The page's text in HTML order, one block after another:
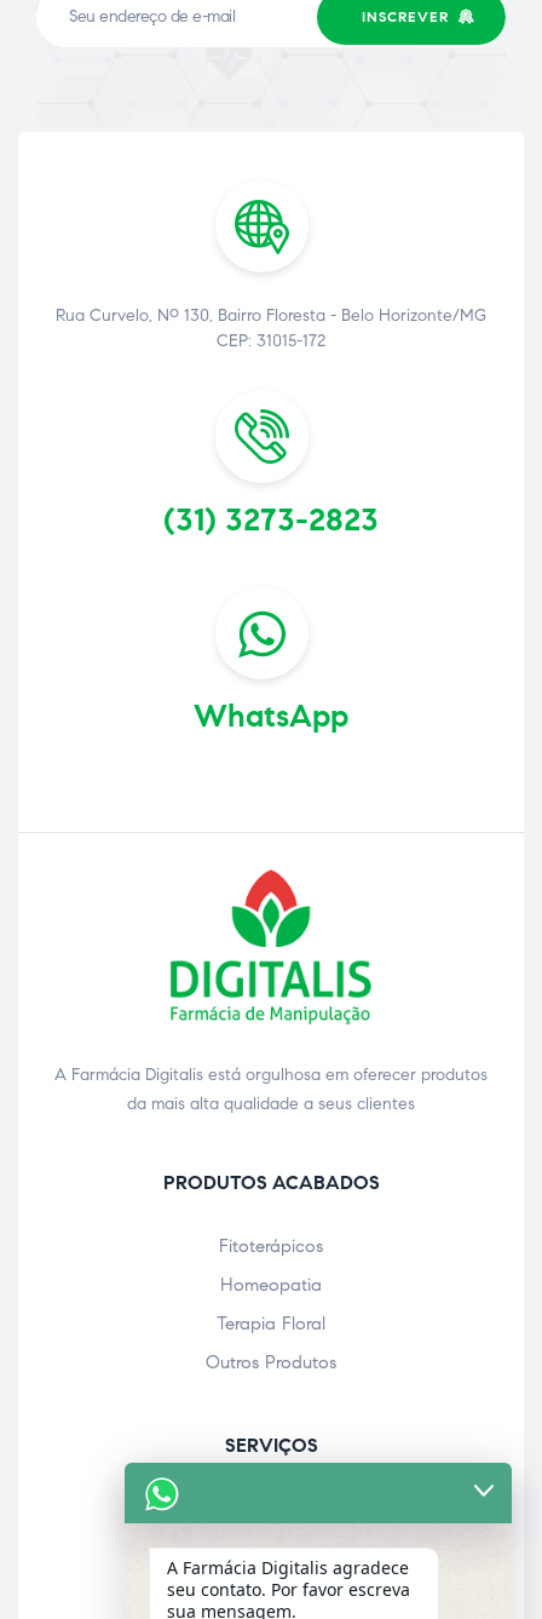
INSCREVER
Rua Curvelo, Nº 130, Bairro Floresta - Belo Horizonte/MG
CEP: 31015-172
(31) 3273-2823
WhatsApp
A Farmácia Digitalis está orgulhosa em oferecer produtos
da mais alta qualidade a seus clientes
PRODUTOS ACABADOS
Fitoterápicos
Homeopatia
Terapia Floral
Outros Produtos
SERVIÇOS
Acolhimento farmacêutico
Assistência personalizada
Check-up
A Farmácia Digitalis agradece
seu contato. Por favor escreva
sua mensagem.